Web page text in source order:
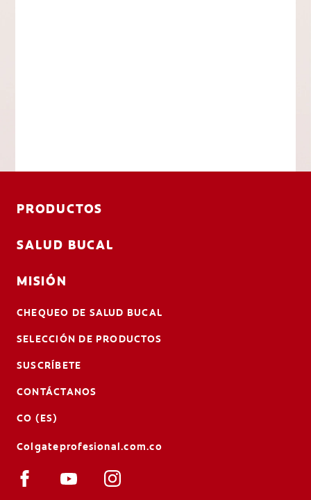
PRODUCTOS
SALUD BUCAL
MISIÓN
CHEQUEO DE SALUD BUCAL
SELECCIÓN DE PRODUCTOS
SUSCRÍBETE
CONTÁCTANOS
CO (ES)
Colgateprofesional.com.co